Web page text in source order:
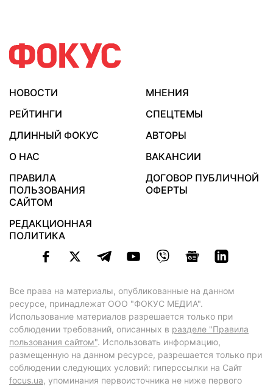
НОВОСТИ
МНЕНИЯ
РЕЙТИНГИ
СПЕЦТЕМЫ
ДЛИННЫЙ ФОКУС
АВТОРЫ
О НАС
ВАКАНСИИ
ПРАВИЛА
ПОЛЬЗОВАНИЯ
САЙТОМ
ДОГОВОР ПУБЛИЧНОЙ
ОФЕРТЫ
РЕДАКЦИОННАЯ
ПОЛИТИКА
Все права на материалы, опубликованные на данном
ресурсе, принадлежат ООО "ФОКУС МЕДИА".
Использование материалов разрешается только при
соблюдении требований, описанных в разделе "Правила
пользования сайтом". Использовать информацию,
размещенную на данном ресурсе, разрешается только при
соблюдении следующих условий: гиперссылки на Сайт
focus.ua, упоминания первоисточника не ниже первого